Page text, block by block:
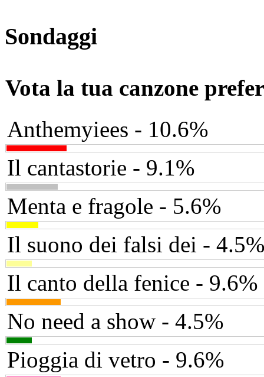
Sondaggi
Vota la tua canzone
Anthemyiees - 10.6%
Il cantastorie - 9.1%
Menta e fragole - 5.6%
Il suono dei falsi dei - 4.5%
Il canto della fenice - 9.6%
No need a show - 4.5%
Pioggia di vetro - 9.6%